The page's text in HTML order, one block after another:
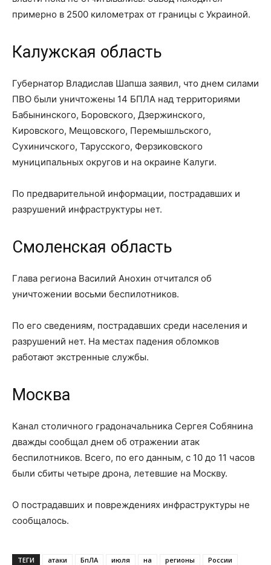
примерно в 2500 километрах от границы с Украиной.
Калужская область
Губернатор Владислав Шапша заявил, что днем силами
ПВО были уничтожены 14 БПЛА над территориями
Бабынинского, Боровского, Дзержинского,
Кировского, Мещовского, Перемышльского,
Сухиничского, Тарусского, Ферзиковского
муниципальных округов и на окраине Калуги.
По предварительной информации, пострадавших и
разрушений инфраструктуры нет.
Смоленская область
Глава региона Василий Анохин отчитался об
уничтожении восьми беспилотников.
По его сведениям, пострадавших среди населения и
разрушений нет. На местах падения обломков
работают экстренные службы.
Москва
Канал столичного градоначальника Сергея Собянина
дважды сообщал днем об отражении атак
беспилотников. Всего, по его данным, с 10 до 11 часов
были сбиты четыре дрона, летевшие на Москву.
О пострадавших и повреждениях инфраструктуры не
сообщалось.
ТЕГИ атаки БпЛА июля на регионы
России